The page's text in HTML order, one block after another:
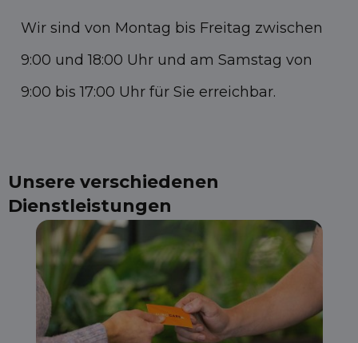
Wir sind von Montag bis Freitag zwischen
9:00 und 18:00 Uhr und am Samstag von
9:00 bis 17:00 Uhr für Sie erreichbar.
Unsere verschiedenen
Dienstleistungen